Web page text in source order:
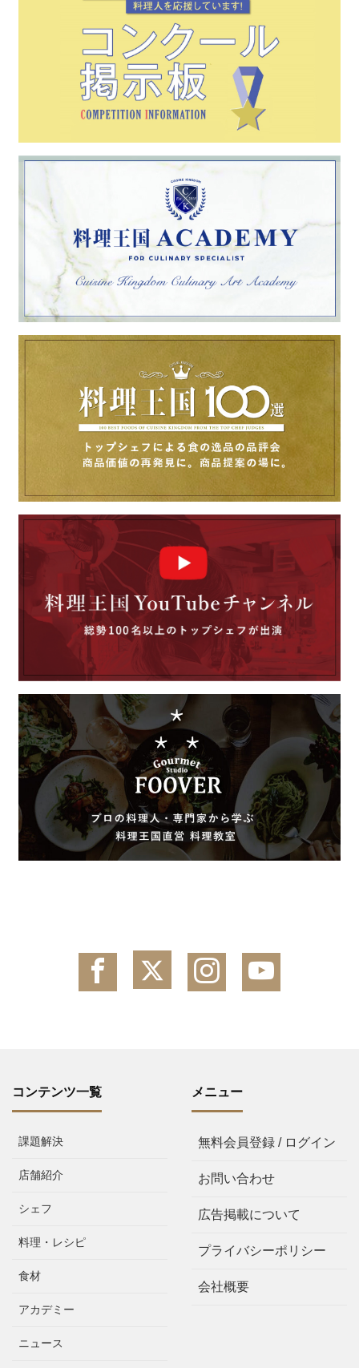
コンテンツ一覧
課題解決
店舗紹介
シェフ
料理・レシピ
食材
アカデミー
ニュース
メニュー
無料会員登録 / ログイン
お問い合わせ
広告掲載について
プライバシーポリシー
会社概要